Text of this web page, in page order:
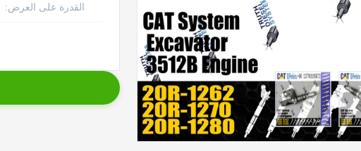
القدرة على العرض: